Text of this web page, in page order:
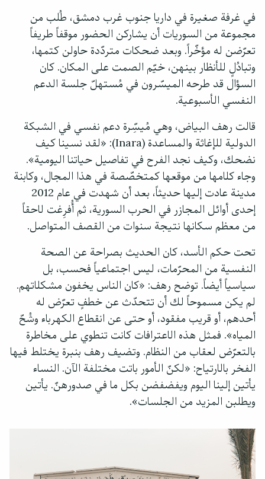
في غرفة صغيرة في داريا جنوب غرب دمشق، طُلب من
مجموعة من السوريات أن يشاركن الحضور موقفاً طريفاً
تعرّضن له مؤخّراً. وبعد ضحكات متردّدة حاولن كتمها،
وتبادُلٍ للأنظار بينهن، خيّم الصمت على المكان. كان
السؤال قد طرحه الميسّرون في مُستهلّ جلسة الدعم
النفسي الأسبوعية.
قالت رهف البياض، وهي مُيسِّرة دعم نفسي في الشبكة
الدولية للإغاثة والمساعدة (Inara): «لقد نسينا كيف
نضحك، وكيف نجد الفرح في تفاصيل حياتنا اليومية».
وجاء كلامها من موقعها كمتخصّصة في هذا المجال، وكابنة
مدينة عادت إليها حديثاً، بعد أن شهدت في عام 2012
إحدى أوائل المجازر في الحرب السورية، ثم أُفرِغت لاحقاً
من معظم سكانها نتيجة سنوات من القصف المتواصل.
تحت حكم الأسد، كان الحديث بصراحة عن الصحة
النفسية من المحرّمات، ليس اجتماعياً فحسب، بل
سياسياً أيضاً. توضح رهف: «كان الناس يخفون مشكلاتهم.
لم يكن مسموحاً لك أن تتحدّث عن خطفٍ تعرّض له
أحدهم، أو قريب مفقود، أو حتى عن انقطاع الكهرباء وشُحّ
المياه». فمثل هذه الاعترافات كانت تنطوي على مخاطرة
بالتعرّض لعقاب من النظام. وتضيف رهف بنبرة يختلط فيها
الفخر بالارتياح: «لكنّ الأمور باتت مختلفة الآن. النساء
يأتين إلينا اليوم ويفضفضن بكل ما في صدورهنّ. يأتين
ويطلبن المزيد من الجلسات».